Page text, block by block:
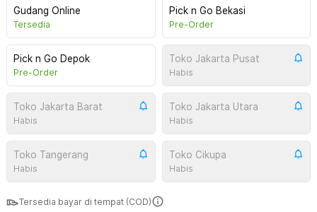
Gudang Online
Tersedia
Pick n Go Bekasi
Pre-Order
Pick n Go Depok
Pre-Order
Toko Jakarta Pusat
Habis
Toko Jakarta Barat
Habis
Toko Jakarta Utara
Habis
Toko Tangerang
Habis
Toko Cikupa
Habis
Tersedia bayar di tempat (COD)